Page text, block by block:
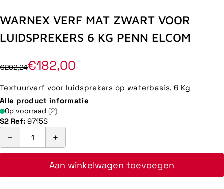
WARNEX VERF MAT ZWART VOOR
LUIDSPREKERS 6 KG PENN ELCOM
€202,24€182,00
Textuurverf voor luidsprekers op waterbasis. 6 Kg
Alle product informatie
Op voorraad (2)
S2 Ref: 9715S
Aan winkelwagen toevoegen